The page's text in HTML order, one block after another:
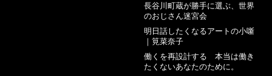
長谷川町蔵が勝手に選ぶ、世界
のおじさん迷宮会
明日話したくなるアートの小噺
｜筧菜奈子
働くを再設計する 本当は働き
たくないあなたのために。